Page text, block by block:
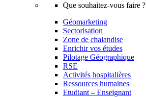
Que souhaitez-vous faire ?
Géomarketing
Sectorisation
Zone de chalandise
Enrichir vos études
Pilotage Géographique
RSE
Activités hospitalières
Ressources humaines
Etudiant – Enseignant